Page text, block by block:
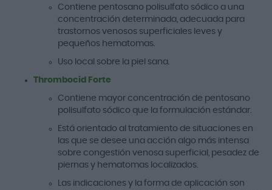
Contiene pentosano polisulfato sódico a una
concentración determinada, adecuada para
trastornos venosos superficiales leves y
pequeños hematomas.
Uso local sobre la piel sana.
Thrombocid Forte
Contiene mayor concentración de pentosano
polisulfato sódico que la formulación estándar.
Está orientado al tratamiento de situaciones en
las que se desee una acción algo más intensa
sobre congestión venosa superficial, pesadez de
piernas y hematomas localizados.
Las indicaciones y la forma de aplicación son